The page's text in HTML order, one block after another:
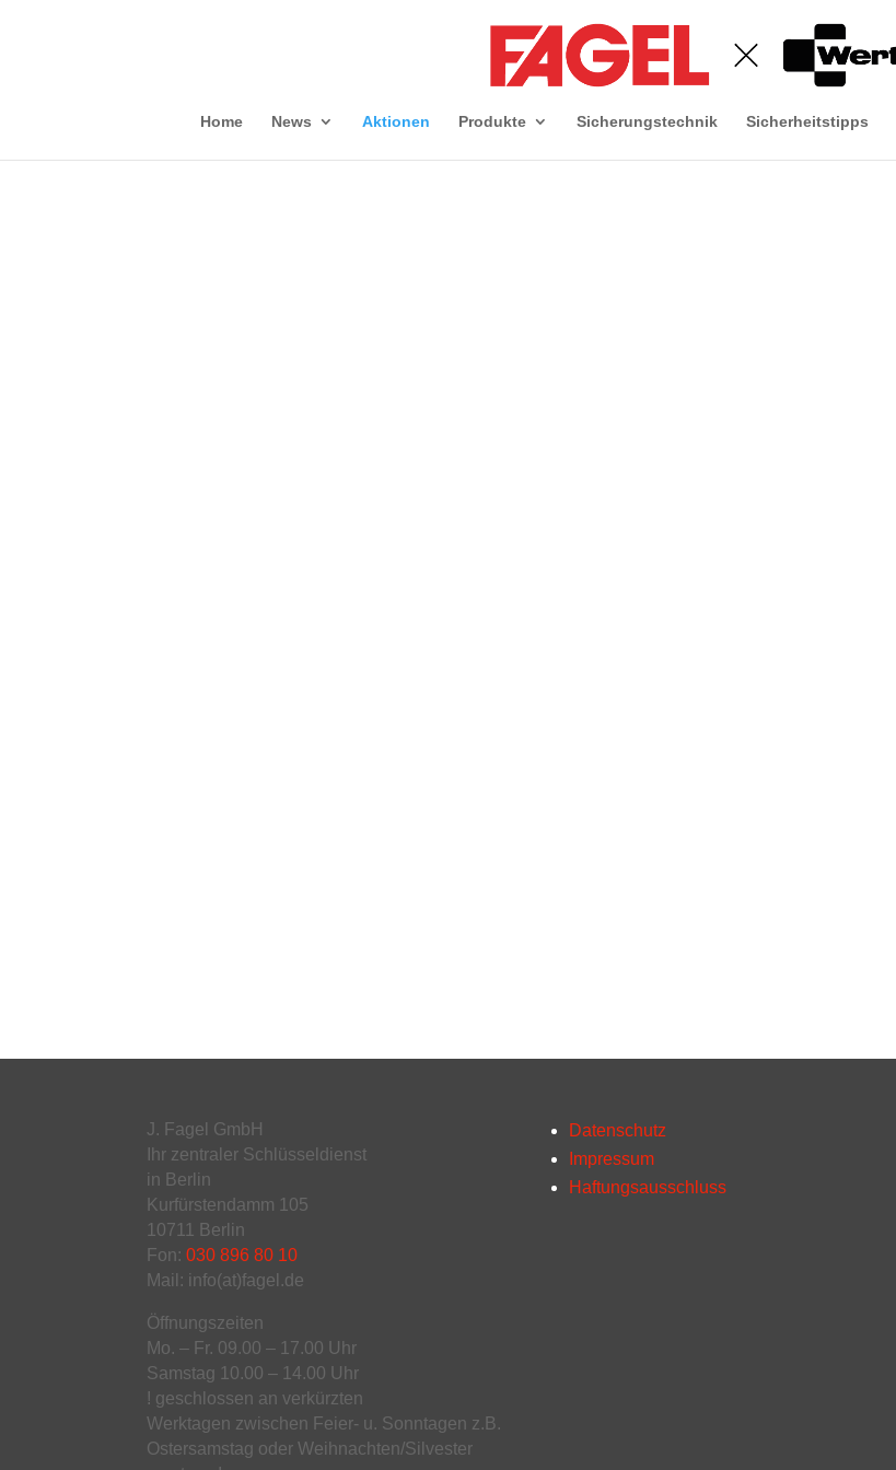
Home News Aktionen Produkte Sicherungstechnik Sicherheitstipps
J. Fagel GmbH
Ihr zentraler Schlüsseldienst
in Berlin
Kurfürstendamm 105
10711 Berlin
Fon:030 896 80 10
Mail: info(at)fagel.de
Öffnungszeiten
Mo. – Fr. 09.00 – 17.00 Uhr
Samstag 10.00 – 14.00 Uhr
! geschlossen an verkürzten
Werktagen zwischen Feier- u. Sonntagen z.B.
Ostersamstag oder Weihnachten/Silvester
Datenschutz
Impressum
Haftungsausschluss